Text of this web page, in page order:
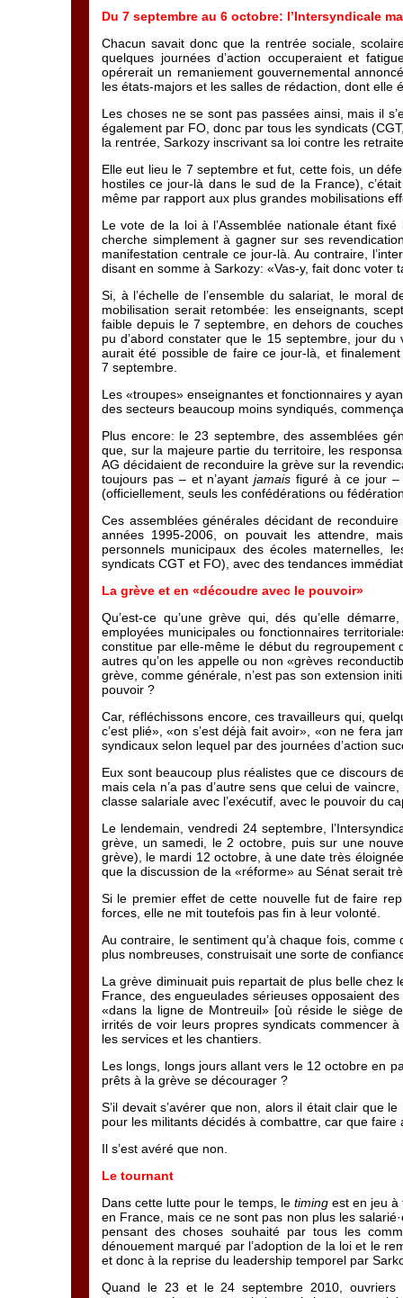
Du 7 septembre au 6 octobre: l’Intersyndicale
Chacun savait donc que la rentrée sociale,
quelques journées d’action occuperaient et
opérerait un remaniement gouvernemental
les états-majors et les salles de rédaction, dont elle
Les choses ne se sont pas passées ainsi, mais il
également par FO, donc par tous les syndicats
la rentrée, Sarkozy inscrivant sa loi contre les
Elle eut lieu le 7 septembre et fut, cette fois, un
hostiles ce jour-là dans le sud de la France),
même par rapport aux plus grandes mobilisations
Le vote de la loi à l’Assemblée nationale étant
cherche simplement à gagner sur ses
manifestation centrale ce jour-là. Au contraire,
disant en somme à Sarkozy: «Vas-y, fait donc voter
Si, à l’échelle de l’ensemble du salariat, le moral
mobilisation serait retombée: les enseignants,
faible depuis le 7 septembre, en dehors de
pu d’abord constater que le 15 septembre, jour
aurait été possible de faire ce jour-là, et
7 septembre.
Les «troupes» enseignantes et fonctionnaires y
des secteurs beaucoup moins syndiqués,
Plus encore: le 23 septembre, des assemblées
que, sur la majeure partie du territoire, les
AG décidaient de reconduire la grève sur la
toujours pas – et n’ayantjamaisfiguré à ce jour –
(officiellement, seuls les confédérations ou
Ces assemblées générales décidant de
années 1995-2006, on pouvait les attendre,
personnels municipaux des écoles maternelles,
syndicats CGT et FO), avec des tendances
La grève et en «découdre avec le pouvoir»
Qu’est-ce qu’une grève qui, dés qu’elle
employées municipales ou fonctionnaires
constitue par elle-même le début du regroupement
autres qu’on les appelle ou non «grèves
grève, comme générale, n’est pas son extension
pouvoir ?
Car, réfléchissons encore, ces travailleurs qui,
c’est plié», «on s’est déjà fait avoir», «on ne fera
syndicaux selon lequel par des journées d’action
Eux sont beaucoup plus réalistes que ce discours
mais cela n’a pas d’autre sens que celui de
classe salariale avec l’exécutif, avec le pouvoir du
Le lendemain, vendredi 24 septembre,
grève, un samedi, le 2 octobre, puis sur une
grève), le mardi 12 octobre, à une date très
que la discussion de la «réforme» au Sénat serait
Si le premier effet de cette nouvelle fut de faire
forces, elle ne mit toutefois pas fin à leur volonté.
Au contraire, le sentiment qu’à chaque fois,
plus nombreuses, construisait une sorte de
La grève diminuait puis repartait de plus belle chez
France, des engueulades sérieuses opposaient
«dans la ligne de Montreuil» [où réside le siège
irrités de voir leurs propres syndicats commencer
les services et les chantiers.
Les longs, longs jours allant vers le 12 octobre en
prêts à la grève se décourager ?
S’il devait s’avérer que non, alors il était clair que
pour les militants décidés à combattre, car que faire
Il s’est avéré que non.
Le tournant
Dans cette lutte pour le temps, le timing est en jeu à
en France, mais ce ne sont pas non plus les
pensant des choses souhaité par tous les
dénouement marqué par l’adoption de la loi et le
et donc à la reprise du leadership temporel par
Quand le 23 et le 24 septembre 2010, ouvriers